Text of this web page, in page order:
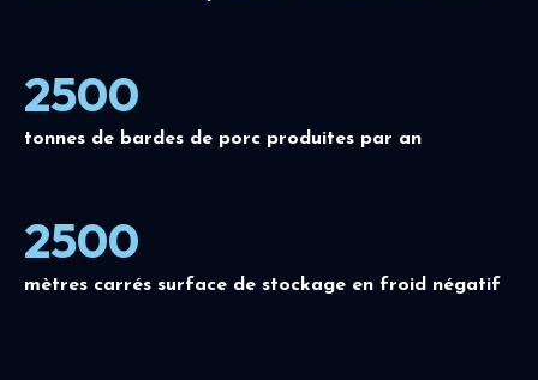
2500
tonnes de bardes de porc produites par an
2500
mètres carrés surface de stockage en froid négatif